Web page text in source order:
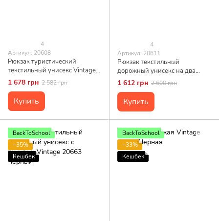
4
Артикул: 20608
Рюкзак туристический
текстильный унисекс Vintage
20608 Черный
1 678 грн 2 582 грн
Купить
4
Артикул: 20611
Рюкзак текстильный
дорожный унисекс на два
отделения Vintage 20611
Черный
1 612 грн 2 600 грн
Купить
BackToSchool
−35%
Кешбек
BackToSchool
−33%
Кешбек